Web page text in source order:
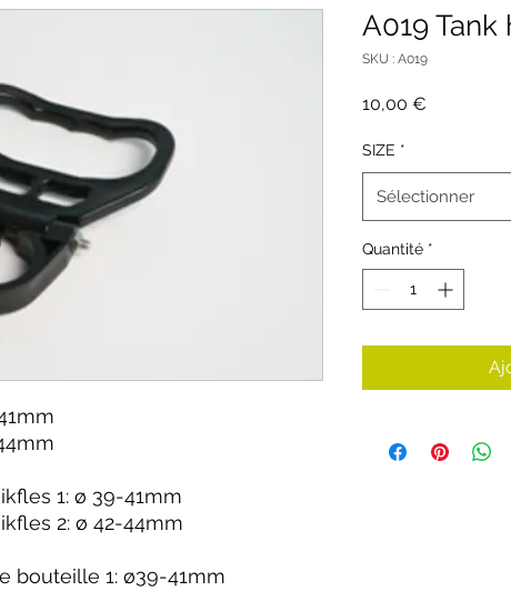
1: ø 39-41mm
2: ø 42-44mm
bouteille 1: ø39-41mm
A019
SKU : A019
10,00 €
SIZE *
Sélectionner
Quantité *